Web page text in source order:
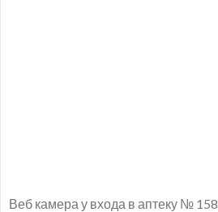
Веб камера у входа в аптеку № 158